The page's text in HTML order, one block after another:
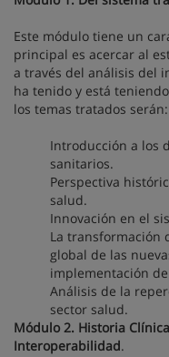
Este módulo tiene un
principal es acercar al
a través del análisis del
ha tenido y está
los temas tratados serán:
Introducción a los
sanitarios.
Perspectiva
salud.
Innovación en el
La transformación
global de las
implementación
Análisis de la
sector salud.
Módulo 2. Historia
Interoperabilidad.